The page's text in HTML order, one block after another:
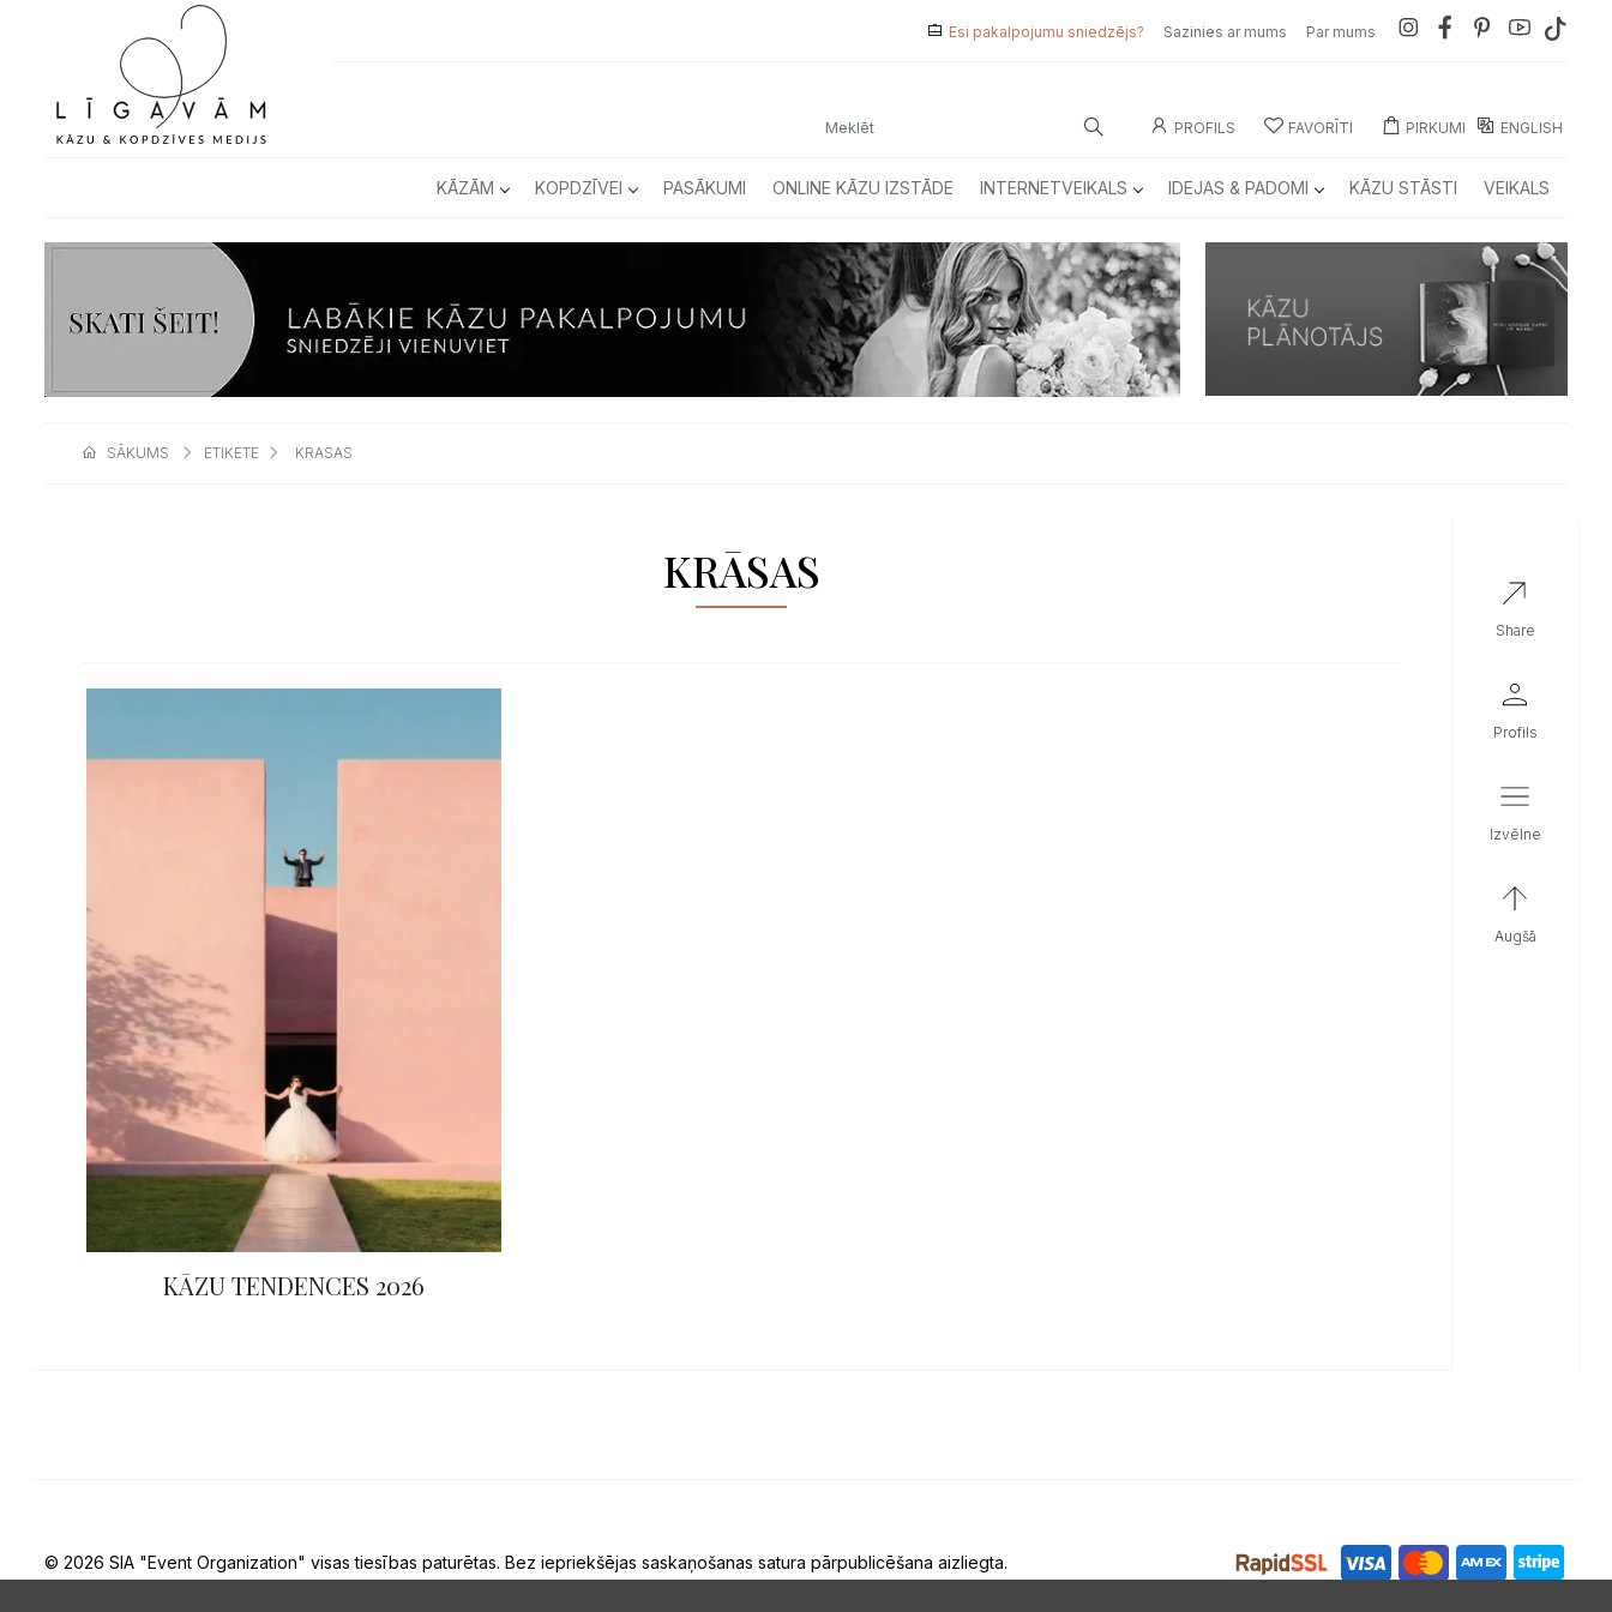
Esi pakalpojumu sniedzējs? Sazinies ar mums Par mums
PROFILS FAVORĪTI PIRKUMI ENGLISH
KĀZĀM KOPDZĪVEI PASĀKUMI ONLINE KĀZU IZSTĀDE INTERNETVEIKALS IDEJAS & PADOMI KĀZU STĀSTI VEIKALS
SĀKUMS ETIKETE KRASAS
KRĀSAS
KĀZU TENDENCES 2026
share
profils
izvēlne
augšā
© 2026 SIA "Event Organization" visas tiesības paturētas. Bez iepriekšējas saskaņošanas satura pārpublicēšana aizliegta.